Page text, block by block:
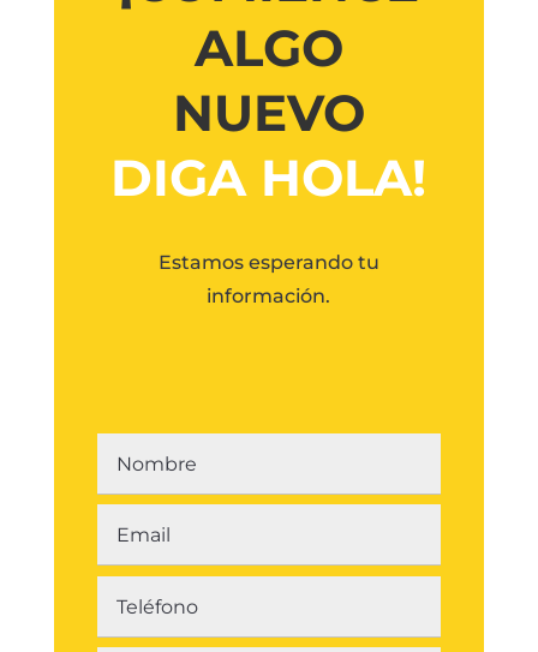
ALGO
NUEVO
DIGA HOLA!
Estamos esperando tu
información.